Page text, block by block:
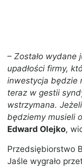
– Zostało wydane
upadłości firmy,
inwestycja będzie
teraz w gestii
wstrzymana.
będziemy musieli
Edward Olejko,
Przedsiębiorstwo
Jaśle wygrało